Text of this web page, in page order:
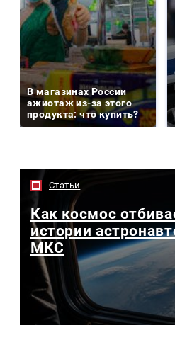
В магазинах России
ажиотаж из-за этого
продукта: что купить?
Статьи
Как космос
истории
МКС